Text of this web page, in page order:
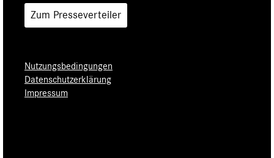
Zum Presseverteiler
Nutzungsbedingungen
Datenschutzerklärung
Impressum